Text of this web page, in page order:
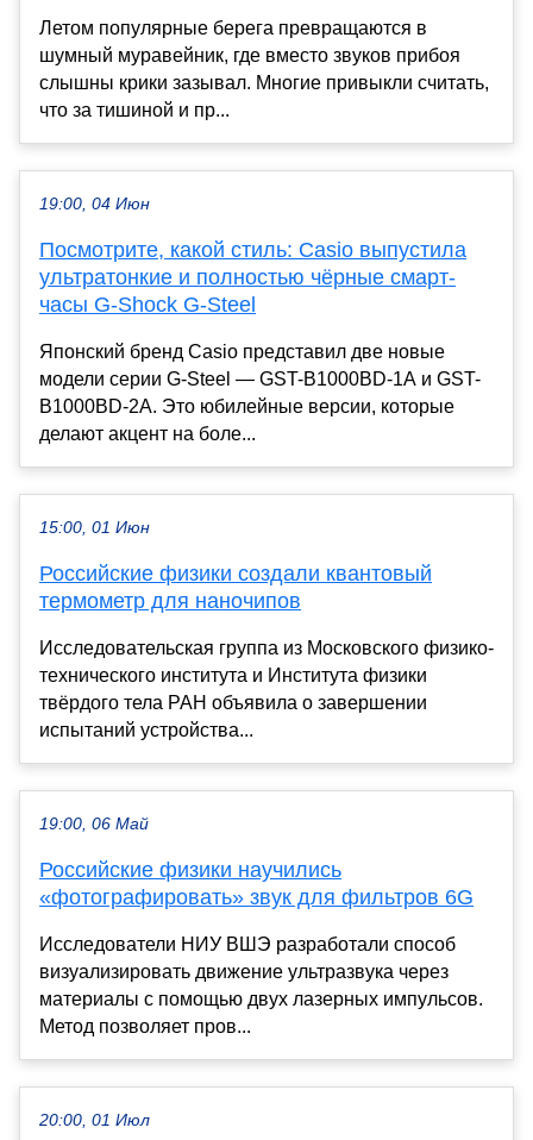
Летом популярные берега превращаются в
шумный муравейник, где вместо звуков прибоя
слышны крики зазывал. Многие привыкли считать,
что за тишиной и пр...
19:00, 04 Июн
Посмотрите, какой стиль: Casio выпустила
ультратонкие и полностью чёрные смарт-
часы G-Shock G-Steel
Японский бренд Casio представил две новые
модели серии G-Steel — GST-B1000BD-1A и GST-
B1000BD-2A. Это юбилейные версии, которые
делают акцент на боле...
15:00, 01 Июн
Российские физики создали квантовый
термометр для наночипов
Исследовательская группа из Московского физико-
технического института и Института физики
твёрдого тела РАН объявила о завершении
испытаний устройства...
19:00, 06 Май
Российские физики научились
«фотографировать» звук для фильтров 6G
Исследователи НИУ ВШЭ разработали способ
визуализировать движение ультразвука через
материалы с помощью двух лазерных импульсов.
Метод позволяет пров...
20:00, 01 Июл